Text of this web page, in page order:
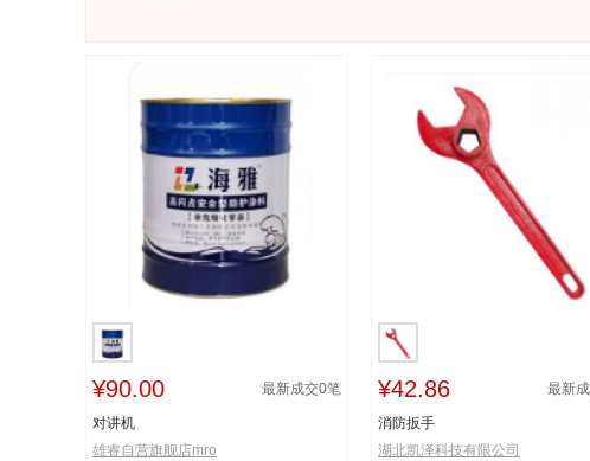
¥90.00 最新成交0笔
对讲机
雄睿自营旗舰店mro
¥42.86 最新
消防扳手
湖北凯泽科技有限公司